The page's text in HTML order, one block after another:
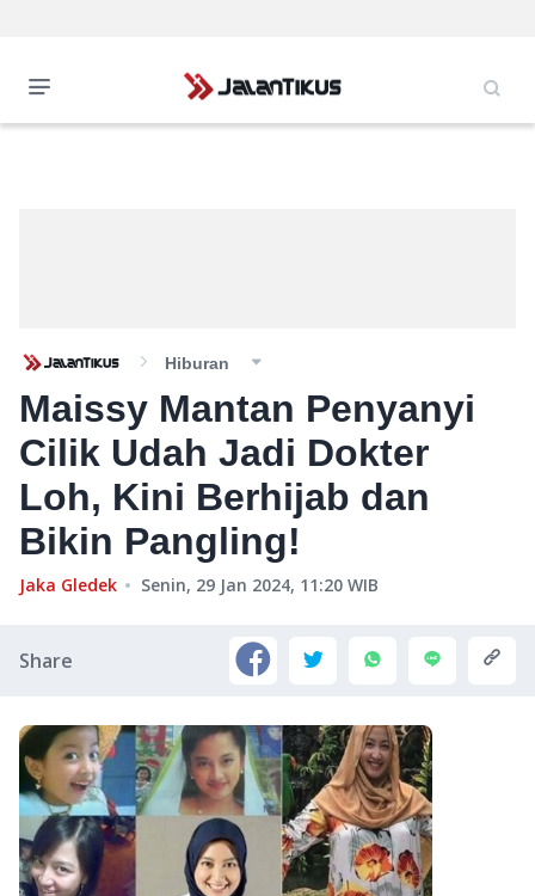
Hiburan
Maissy Mantan Penyanyi
Cilik Udah Jadi Dokter
Loh, Kini Berhijab dan
Bikin Pangling!
Jaka Gledek Senin, 29 Jan 2024, 11:20 WIB
Share